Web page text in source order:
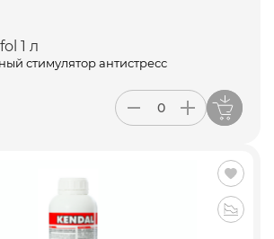
1 л
стимулятор антистресс